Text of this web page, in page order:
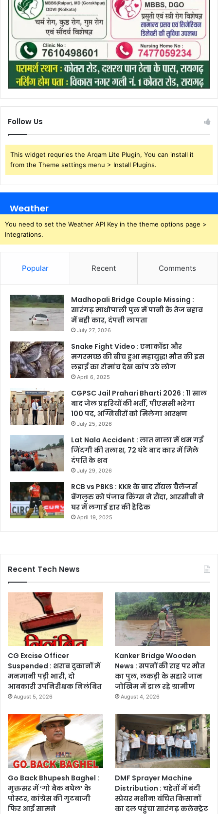
Follow Us
This widget requries the Arqam Lite Plugin, You can install it
from the Theme settings menu > Install Plugins.
Weather
You need to set the Weather API Key in the theme options page >
Integrations.
Popular Recent Comments
Madhopali Bridge Couple Missing :
सारंगढ़ माधोपाली पुल में पानी के तेज बहाव
में बही कार, दंपत्ती लापता
July 27, 2026
Snake Fight Video : एनाकोंडा और
मगरमच्छ की बीच हुआ महायुद्ध! मौत की इस
लड़ाई का रोमांच देख कांप उठे लोग
April 6, 2025
CGPSC Jail Prahari Bharti 2026 : 11 साल
बाद जेल प्रहरियों की भर्ती, पीएससी भरेगा
100 पद, अग्निवीरों को मिलेगा आरक्षण
July 25, 2026
Lat Nala Accident : लात नाला में थम गई
जिंदगी की तलाश, 72 घंटे बाद कार में मिले
दंपति के शव
July 29, 2026
RCB vs PBKS : KKR के बाद रॉयल चैलेंजर्स
बेंगलुरु को पंजाब किंग्स ने रौंदा, आरसीबी ने
घर में लगाई हार की हैट्रिक
April 19, 2025
Recent Tech News
CG Excise Officer
Suspended : शराब दुकानों में
मनमानी पड़ी भारी, दो
आबकारी उपनिरीक्षक निलंबित
August 5, 2026
Kanker Bridge Wooden
News : सपनों की राह पर मौत
का पुल, लकड़ी के सहारे जान
जोखिम में डाल रहे ग्रामीण
August 4, 2026
Go Back Bhupesh Baghel :
मुक्तसर में ‘गो बैक बघेल’ के
पोस्टर, कांग्रेस की गुटबाजी
फिर आई सामने
DMF Sprayer Machine
Distribution : चहेतों में बंटी
स्प्रेयर मशीन! वंचित किसानों
का दल पहुंचा सारंगढ़ कलेक्ट्रेट